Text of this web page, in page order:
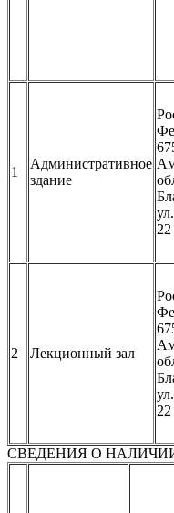
1
Административное
здание
22
2 Лекционный зал
22
СВЕДЕНИЯ О